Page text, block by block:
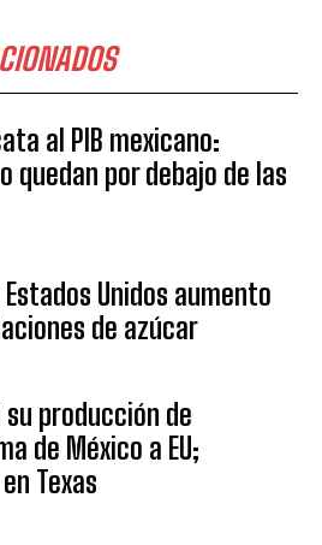
al PIB mexicano:
quedan por debajo de las
Unidos aumento
de azúcar
producción de
de México a EU;
Texas